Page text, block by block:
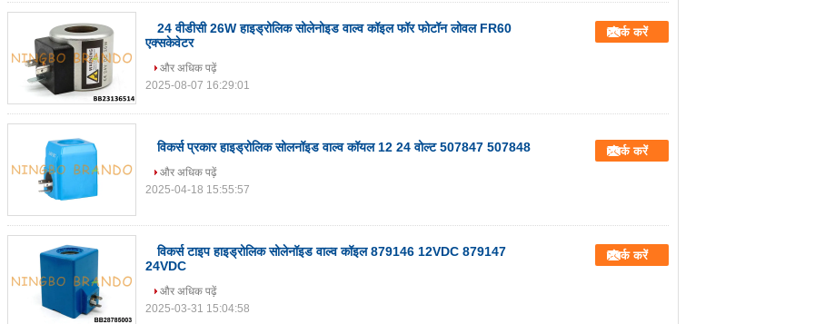
24 वीडीसी 26W हाइड्रोलिक सोलेनोइड वाल्व कॉइल फॉर फोटॉन लोवल FR60
एक्सकेवेटर
संपर्क करें
और अधिक पढ़ें
2025-08-07 16:29:01
विकर्स प्रकार हाइड्रोलिक सोलनॉइड वाल्व कॉयल 12 24 वोल्ट 507847 507848 संपर्क करें
और अधिक पढ़ें
2025-04-18 15:55:57
विकर्स टाइप हाइड्रोलिक सोलेनॉइड वाल्व कॉइल 879146 12VDC 879147
24VDC
संपर्क करें
और अधिक पढ़ें
2025-03-31 15:04:58